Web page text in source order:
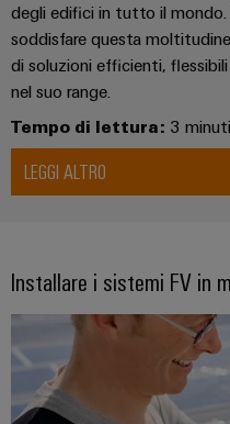
degli edifici in tutto il
soddisfare questa
di soluzioni efficienti,
nel suo range.
Tempo di lettura: 3 minuti
LEGGI ALTRO
Installare i sistemi FV in